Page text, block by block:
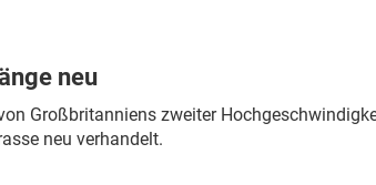
neu
Großbritanniens zweiter
neu verhandelt.